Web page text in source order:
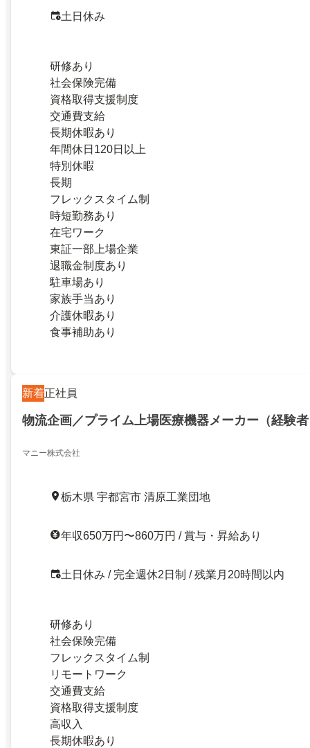
土日休み
研修あり
社会保険完備
資格取得支援制度
交通費支給
長期休暇あり
年間休日120日以上
特別休暇
長期
フレックスタイム制
時短勤務あり
在宅ワーク
東証一部上場企業
退職金制度あり
駐車場あり
家族手当あり
介護休暇あり
食事補助あり
新着正社員
物流企画／プライム上場医療機器メーカー（経験
マニー株式会社
栃木県 宇都宮市 清原工業団地
年収650万円〜860万円 / 賞与・昇給あり
土日休み / 完全週休2日制 / 残業月20時間以内
研修あり
社会保険完備
フレックスタイム制
リモートワーク
交通費支給
資格取得支援制度
高収入
長期休暇あり